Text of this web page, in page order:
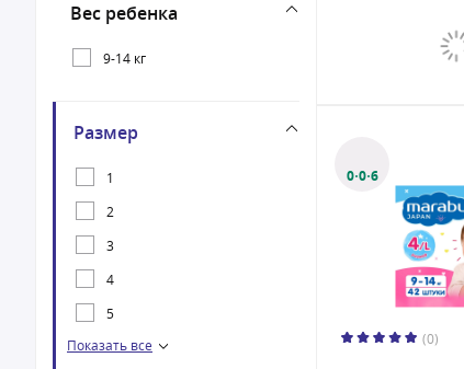
Вес ребенка
9-14 кг
Размер
1
2
3
4
5
L
Показать все
0·0·6
(0)